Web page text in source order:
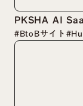
PKSHA AI
#BtoBサイト